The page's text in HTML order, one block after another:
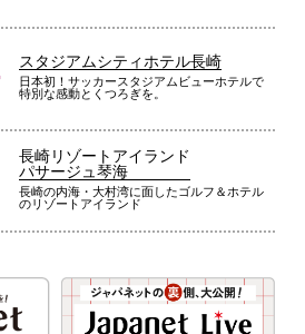
スタジアムシティホテル長崎
日本初！サッカースタジアムビューホテルで
特別な感動とくつろぎを。
長崎リゾートアイランド
パサージュ琴海
長崎の内海・大村湾に面したゴルフ＆ホテル
のリゾートアイランド